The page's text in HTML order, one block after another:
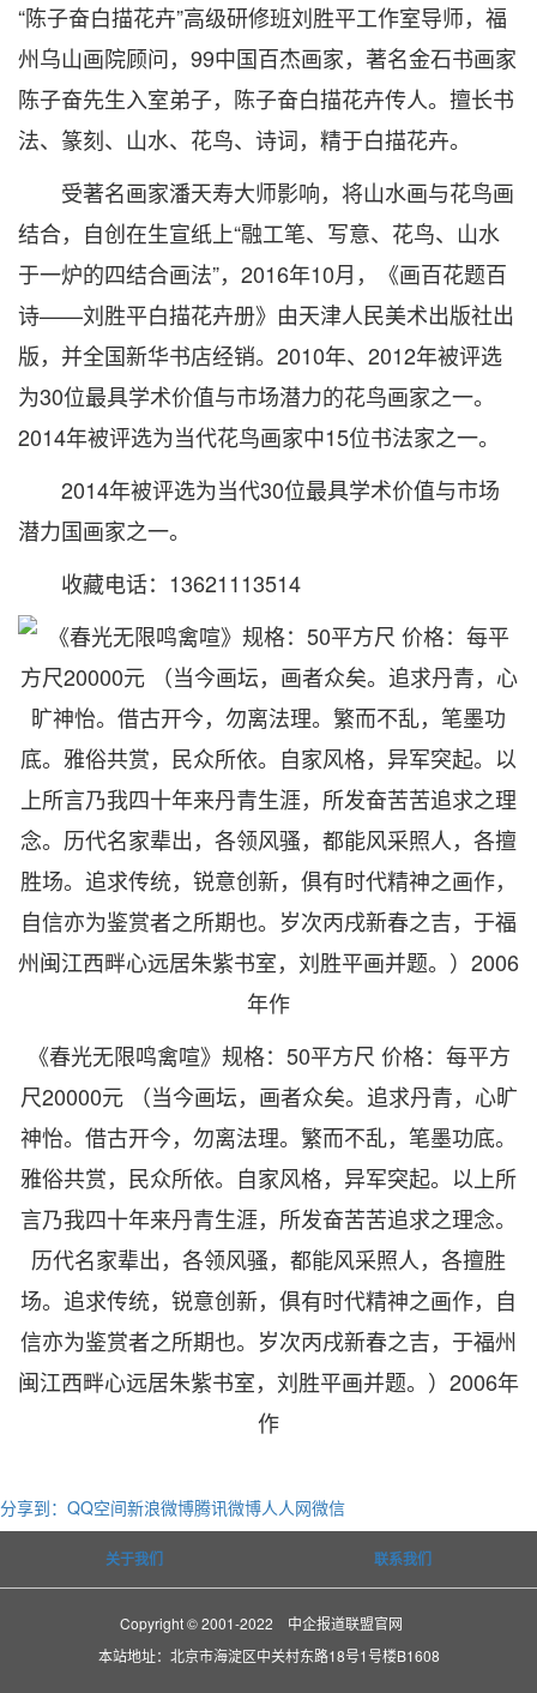
“陈子奋白描花卉”高级研修班刘胜平工作室导师，福
州乌山画院顾问，99中国百杰画家，著名金石书画家
陈子奋先生入室弟子，陈子奋白描花卉传人。擅长书
法、篆刻、山水、花鸟、诗词，精于白描花卉。
受著名画家潘天寿大师影响，将山水画与花鸟画
结合，自创在生宣纸上“融工笔、写意、花鸟、山水
于一炉的四结合画法”，2016年10月，《画百花题百
诗——刘胜平白描花卉册》由天津人民美术出版社出
版，并全国新华书店经销。2010年、2012年被评选
为30位最具学术价值与市场潜力的花鸟画家之一。
2014年被评选为当代花鸟画家中15位书法家之一。
2014年被评选为当代30位最具学术价值与市场
潜力国画家之一。
收藏电话：13621113514
《春光无限鸣禽喧》规格：50平方尺 价格：每平方
尺20000元 （当今画坛，画者众矣。追求丹青，心旷
神怡。借古开今，勿离法理。繁而不乱，笔墨功底。
雅俗共赏，民众所依。自家风格，异军突起。以上所
言乃我四十年来丹青生涯，所发奋苦苦追求之理念。
历代名家辈出，各领风骚，都能风采照人，各擅胜
场。追求传统，锐意创新，俱有时代精神之画作，自
信亦为鉴赏者之所期也。岁次丙戌新春之吉，于福州
闽江西畔心远居朱紫书室，刘胜平画并题。）2006年
作
分享到： QQ空间新浪微博腾讯微博人人网微信
关于我们 联系我们
Copyright © 2001-2022 中企报道联盟官网
本站地址：北京市海淀区中关村东路18号1号楼B1608